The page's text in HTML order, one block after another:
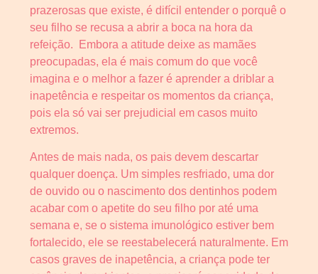
prazerosas que existe, é difícil entender o porquê o
seu filho se recusa a abrir a boca na hora da
refeição. Embora a atitude deixe as mamães
preocupadas, ela é mais comum do que você
imagina e o melhor a fazer é aprender a driblar a
inapetência e respeitar os momentos da criança,
pois ela só vai ser prejudicial em casos muito
extremos.
Antes de mais nada, os pais devem descartar
qualquer doença. Um simples resfriado, uma dor
de ouvido ou o nascimento dos dentinhos podem
acabar com o apetite do seu filho por até uma
semana e, se o sistema imunológico estiver bem
fortalecido, ele se reestabelecerá naturalmente. Em
casos graves de inapetência, a criança pode ter